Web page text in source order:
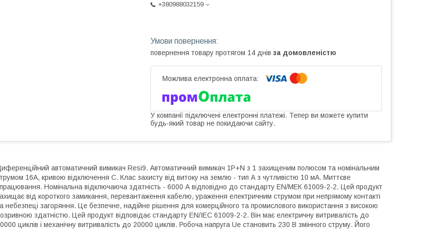
+380988032159
повернення товару протягом 14 днів за домовленістю
У компанії підключені електронні платежі. Тепер ви можете купити
будь-який товар не покидаючи сайту.
автоматичний вимикач Resi9. Автоматичний вимикач 1P+N з 1 захищеним полюсом та номінальним
16A, кривою відключення C. Клас захисту від витоку на землю - тип А з чутливістю 10 мА. Миттєве
Номінальна відключаюча здатність - 6000 А відповідно до стандарту EN/МЕК 61009-2-2. Цей продукт
від короткого замикання, перевантаження кабелю, ураження електричним струмом при непрямому контакті
небезпеці загоряння. Це безпечне, надійне рішення для комерційного та промислового використання з високою
здатністю. Цей продукт відповідає стандарту EN/IEC 61009-2-2. Він має електричну витривалість до
циклів і механічну витривалість до 20000 циклів. Робоча напруга Ue становить 230 В змінного струму. Його